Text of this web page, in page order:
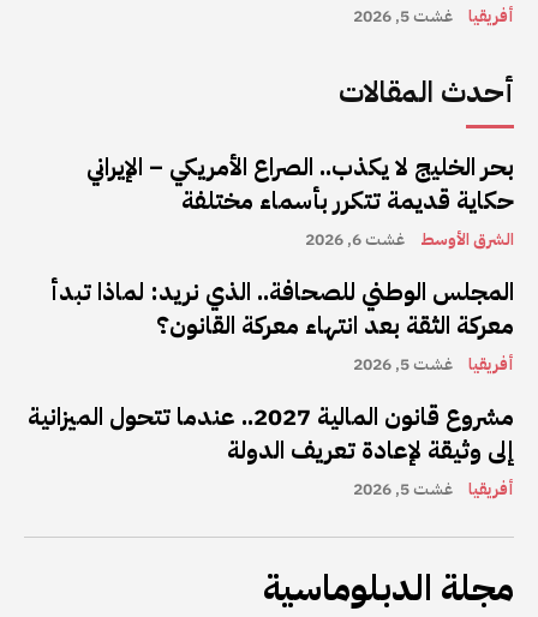
أفريقيا غشت 5, 2026
أحدث المقالات
بحر الخليج لا يكذب.. الصراع الأمريكي – الإيراني
حكاية قديمة تتكرر بأسماء مختلفة
الشرق الأوسط غشت 6, 2026
المجلس الوطني للصحافة.. الذي نريد: لماذا تبدأ
معركة الثقة بعد انتهاء معركة القانون؟
أفريقيا غشت 5, 2026
مشروع قانون المالية 2027.. عندما تتحول الميزانية
إلى وثيقة لإعادة تعريف الدولة
أفريقيا غشت 5, 2026
مجلة الدبلوماسية